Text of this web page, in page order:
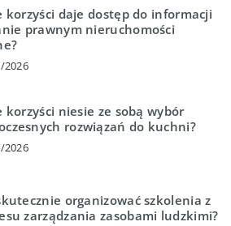
korzyści daje dostęp do informacji
prawnym nieruchomości
2026
korzyści niesie ze sobą wybór
rozwiązań do kuchni?
2026
organizować szkolenia z
zarządzania zasobami ludzkimi?